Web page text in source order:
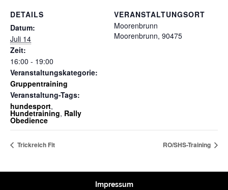
DETAILS
Datum:
Juli 14
Zeit:
16:00 - 19:00
Veranstaltungskategorie:
Gruppentraining
Veranstaltung-Tags:
hundesport,
Hundetraining, Rally
Obedience
VERANSTALTUNGSORT
Moorenbrunn
Moorenbrunn, 90475
Trickreich Fit RO/SHS-Training
Impressum